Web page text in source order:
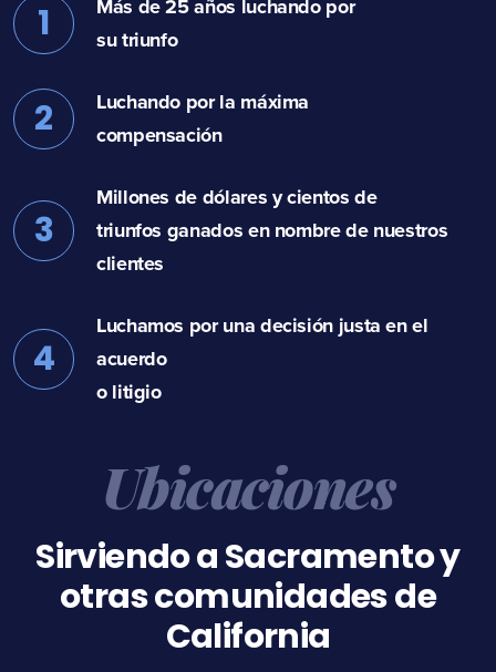
1
Más de 25 años luchando por
su triunfo
2
Luchando por la máxima
compensación
3
Millones de dólares y cientos de
triunfos ganados en nombre de nuestros
clientes
4
Luchamos por una decisión justa en el
acuerdo
o litigio
Ubicaciones
Sirviendo a Sacramento y
otras comunidades de
California